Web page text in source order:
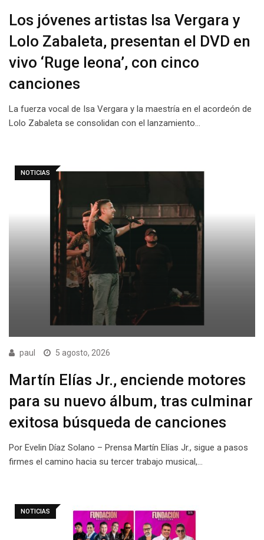
Los jóvenes artistas Isa Vergara y
Lolo Zabaleta, presentan el DVD en
vivo ‘Ruge leona’, con cinco
canciones
La fuerza vocal de Isa Vergara y la maestría en el acordeón de
Lolo Zabaleta se consolidan con el lanzamiento…
NOTICIAS
paul 5 agosto, 2026
Martín Elías Jr., enciende motores
para su nuevo álbum, tras culminar
exitosa búsqueda de canciones
Por Evelin Díaz Solano – Prensa Martín Elías Jr., sigue a pasos
firmes el camino hacia su tercer trabajo musical,…
NOTICIAS